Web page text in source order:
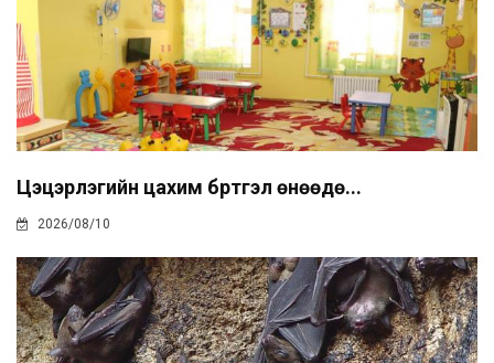
Цэцэрлэгийн цахим бүртгэл өнөөдө...
2026/08/10